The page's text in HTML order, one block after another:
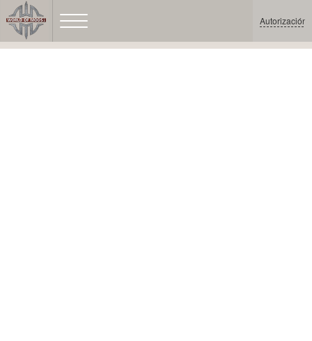
Autorización